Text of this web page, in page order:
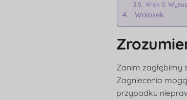
Krok 5:
Wniosek
Zanim zagłębimy
Zagniecenia
przypadku